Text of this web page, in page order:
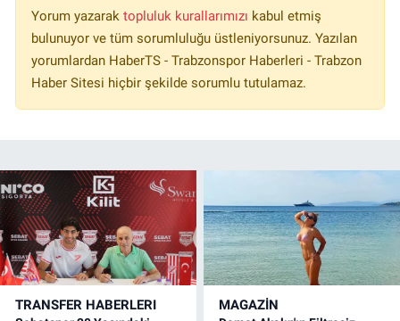
Yorum yazarak topluluk kurallarımızı kabul etmiş
bulunuyor ve tüm sorumluluğu üstleniyorsunuz. Yazılan
yorumlardan HaberTS - Trabzonspor Haberleri - Trabzon
Haber Sitesi hiçbir şekilde sorumlu tutulamaz.
TRANSFER HABERLERI MAGAZİN